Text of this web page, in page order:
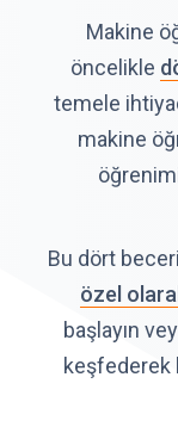
Makine
öncelikle
temele
makine
Bu dört
özel
başlayın
keşfederek